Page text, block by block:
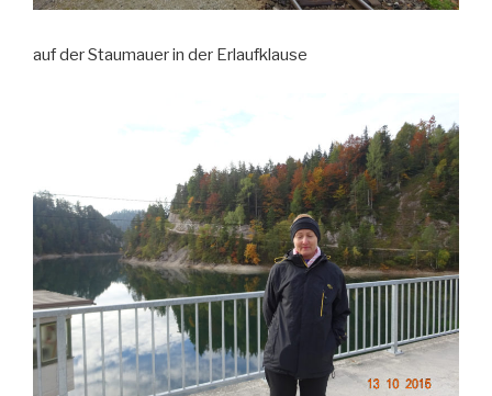
auf der Staumauer in der Erlaufklause